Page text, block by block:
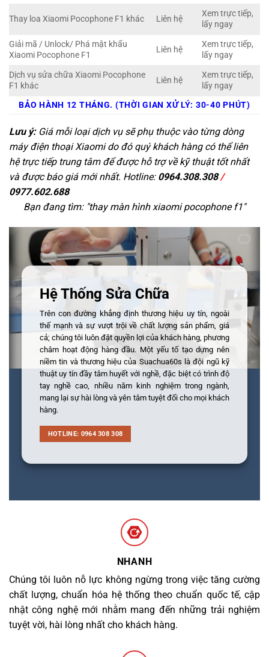
Thay loa Xiaomi Pocophone F1 khác Liên hệ
Xem trực tiếp,
lấy ngay
Giải mã / Unlock/ Phá mật khẩu
Xiaomi Pocophone F1
Liên hệ
Xem trực tiếp,
lấy ngay
Dịch vụ sửa chữa Xiaomi Pocophone
F1 khác
Liên hệ
Xem trực tiếp,
lấy ngay
BẢO HÀNH 12 THÁNG. (THỜI GIAN XỬ LÝ: 30-40 PHÚT)
Lưu ý:Giá mỗi loại dịch vụ sẽ phụ thuộc vào từng dòng
máy điện thoại Xiaomi do đó quý khách hàng có thể liên
hệ trực tiếp trung tâm để được hỗ trợ về kỹ thuật tốt nhất
và được báo giá mới nhất. Hotline: 0964.308.308/
0977.602.688
Bạn đang tìm: "thay màn hình xiaomi pocophone f1"
Hệ Thống Sửa Chữa
Trên con đường khẳng định thương hiệu uy tín, ngoài
thế mạnh và sự vượt trội về chất lượng sản phẩm, giá
cả; chúng tôi luôn đặt quyền lợi của khách hàng, phương
châm hoạt động hàng đầu. Một yếu tố tạo dựng nên
niềm tin và thương hiệu của Suachua60s là đội ngũ kỹ
thuật uy tín đầy tâm huyết với nghề, đặc biệt có trình độ
tay nghề cao, nhiều năm kinh nghiệm trong ngành,
mang lại sự hài lòng và yên tâm tuyệt đối cho mọi khách
hàng.
HOTLINE: 0964 308 308
NHANH
Chúng tôi luôn nỗ lực không ngừng trong việc tăng cường
chất lượng, chuẩn hóa hệ thống theo chuẩn quốc tế, cập
nhật công nghệ mới nhằm mang đến những trải nghiệm
tuyệt vời, hài lòng nhất cho khách hàng.